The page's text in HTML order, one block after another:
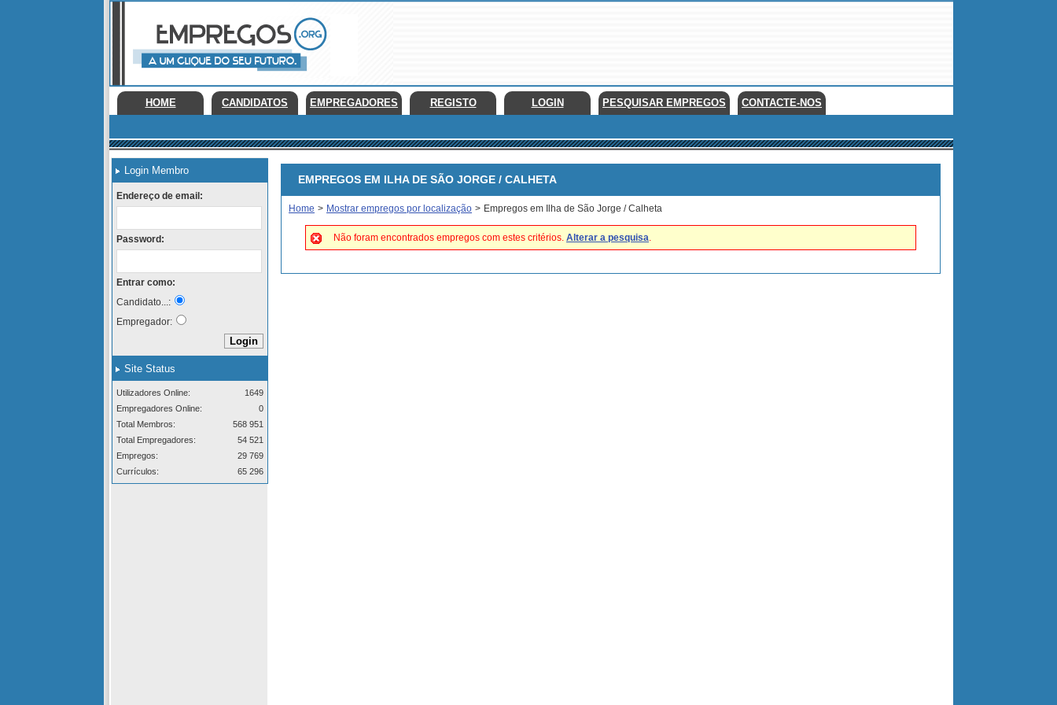
HOME CANDIDATOS EMPREGADORES REGISTO LOGIN PESQUISAR EMPREGOS CONTACTE-NOS
Login Membro
Endereço de email:
Password:
Entrar como:
Candidato...:
Empregador:
Site Status
Utilizadores Online:
1649
Empregadores Online:
0
Total Membros:
568 951
Total Empregadores:
54 521
Empregos:
29 769
Currículos:
65 296
EMPREGOS EM ILHA DE SÃO JORGE / CALHETA
Home > Mostrar empregos por localização > Empregos em Ilha de São Jorge / Calheta
Não foram encontrados empregos com estes critérios. Alterar a pesquisa.